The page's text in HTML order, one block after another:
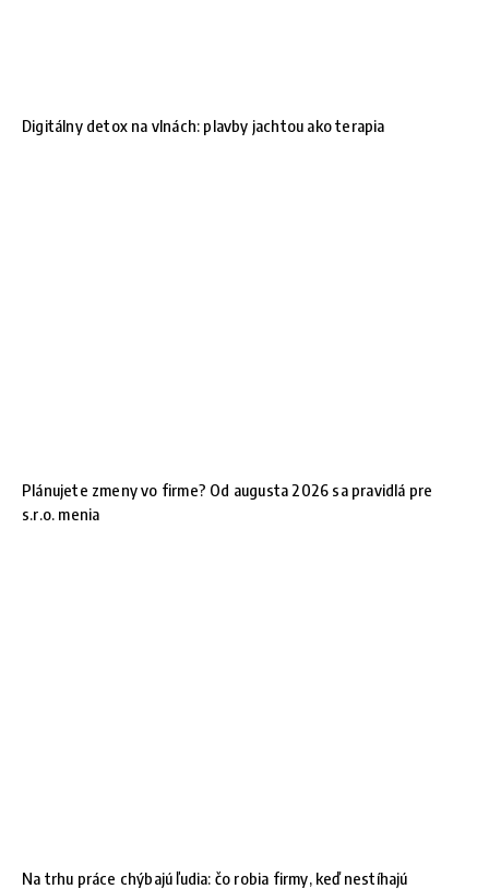
Digitálny detox na vlnách: plavby jachtou ako terapia
Plánujete zmeny vo firme? Od augusta 2026 sa pravidlá pre
s.r.o. menia
Na trhu práce chýbajú ľudia: čo robia firmy, keď nestíhajú